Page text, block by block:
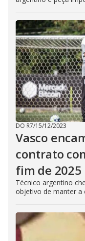
DO R7/15/12/2023
Vasco
contrato
fim de 2025
Técnico argentino
objetivo de manter a